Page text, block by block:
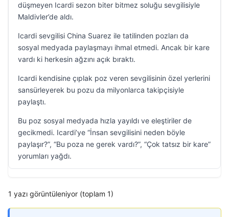
düşmeyen Icardi sezon biter bitmez soluğu sevgilisiyle
Maldivler’de aldı.
Icardi sevgilisi China Suarez ile tatilinden pozları da
sosyal medyada paylaşmayı ihmal etmedi. Ancak bir kare
vardı ki herkesin ağzını açık bıraktı.
Icardi kendisine çıplak poz veren sevgilisinin özel yerlerini
sansürleyerek bu pozu da milyonlarca takipçisiyle
paylaştı.
Bu poz sosyal medyada hızla yayıldı ve eleştiriler de
gecikmedi. Icardi’ye “İnsan sevgilisini neden böyle
paylaşır?”, “Bu poza ne gerek vardı?”, “Çok tatsız bir kare”
yorumları yağdı.
1 yazı görüntüleniyor (toplam 1)